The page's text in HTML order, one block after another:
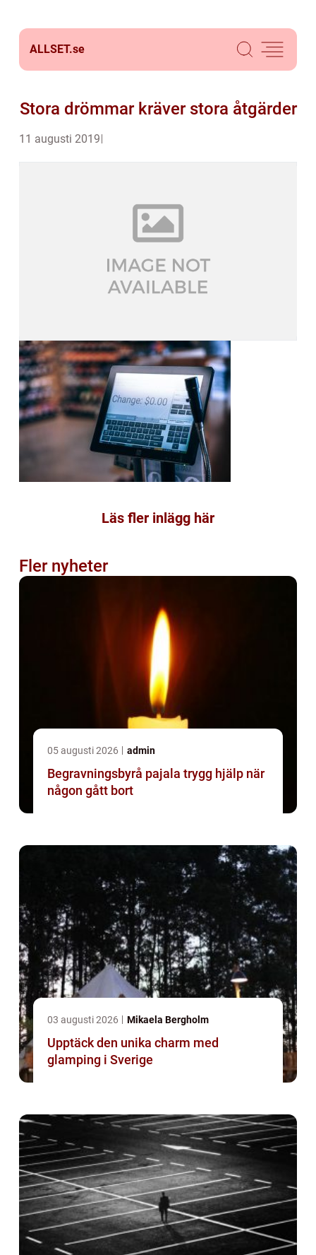
ALLSET.se
Stora drömmar kräver stora åtgärder
11 augusti 2019
Läs fler inlägg här
Fler nyheter
05 augusti 2026 admin
Begravningsbyrå pajala trygg hjälp när
någon gått bort
03 augusti 2026 Mikaela Bergholm
Upptäck den unika charm med
glamping i Sverige